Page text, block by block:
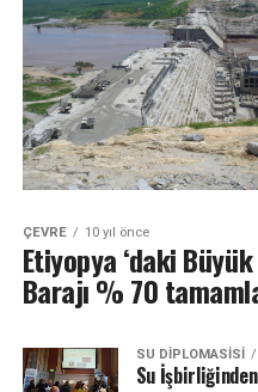
ÇEVRE 10 yıl önce
Etiyopya ‘daki
Barajı % 70
SU DIPLOMASISI
Su